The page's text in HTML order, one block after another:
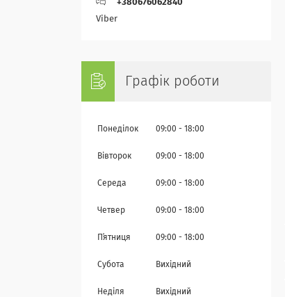
+380676062840
Viber
Графік роботи
Понеділок 09:00 18:00
Вівторок 09:00 18:00
Середа 09:00 18:00
Четвер 09:00 18:00
Пʼятниця 09:00 18:00
Субота Вихідний
Неділя Вихідний